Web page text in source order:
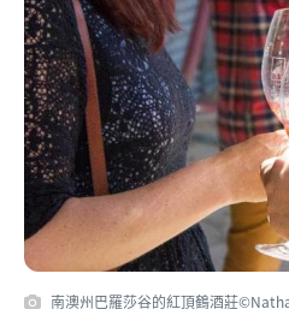
南澳州巴羅莎谷的紅頂鶴酒莊